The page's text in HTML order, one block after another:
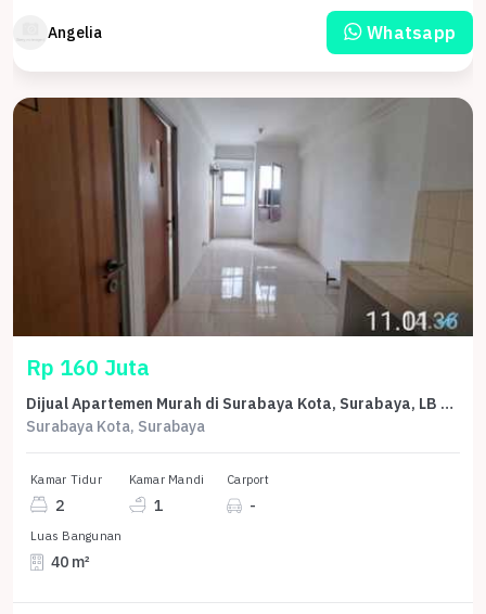
Angelia Whatsapp
Rp 160 Juta
Dijual Apartemen Murah di Surabaya Kota, Surabaya, LB 40m²
Surabaya Kota, Surabaya
Kamar Tidur
2
Kamar Mandi
1
Carport
-
Luas Bangunan
40 m²